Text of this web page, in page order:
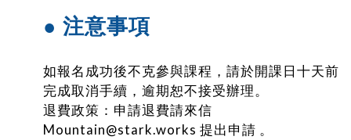
● 注意事項
如報名成功後不克參與課程，請於開課日十天前
完成取消手續，逾期恕不接受辦理。
退費政策：申請退費請來信
Mountain@stark.works 提出申請 。